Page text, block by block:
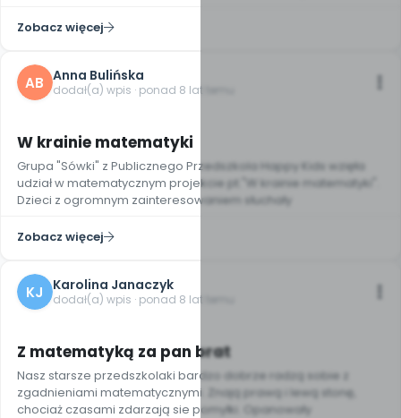
Zobacz więcej
AB Anna Bulińska
dodał(a) wpis · ponad 8 lat temu
W krainie matematyki
Grupa "Sówki" z Publicznego Przedszkola Happy Kids wzięła
udział w matematycznym projekcie pt."W krainie matematyki".
Dzieci z ogromnym zainteresowaniem słuchały
Zobacz więcej
KJ Karolina Janaczyk
dodał(a) wpis · ponad 8 lat temu
Z matematyką za pan brat
Nasz starsze przedszkolaki bardzo dobrze radzą sobie z
zgadnieniami matematycznymi. Znają prawą i lewą stonę,
chociaż czasami zdarzają sie pomyłki. Opanowały